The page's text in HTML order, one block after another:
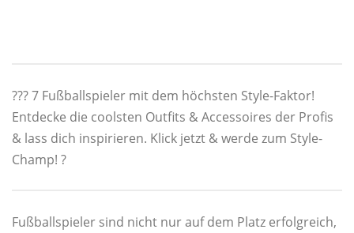
???️ 7 Fußballspieler mit dem höchsten Style-Faktor!
Entdecke die coolsten Outfits & Accessoires der Profis
& lass dich inspirieren. Klick jetzt & werde zum Style-
Champ! ?
Fußballspieler sind nicht nur auf dem Platz erfolgreich,